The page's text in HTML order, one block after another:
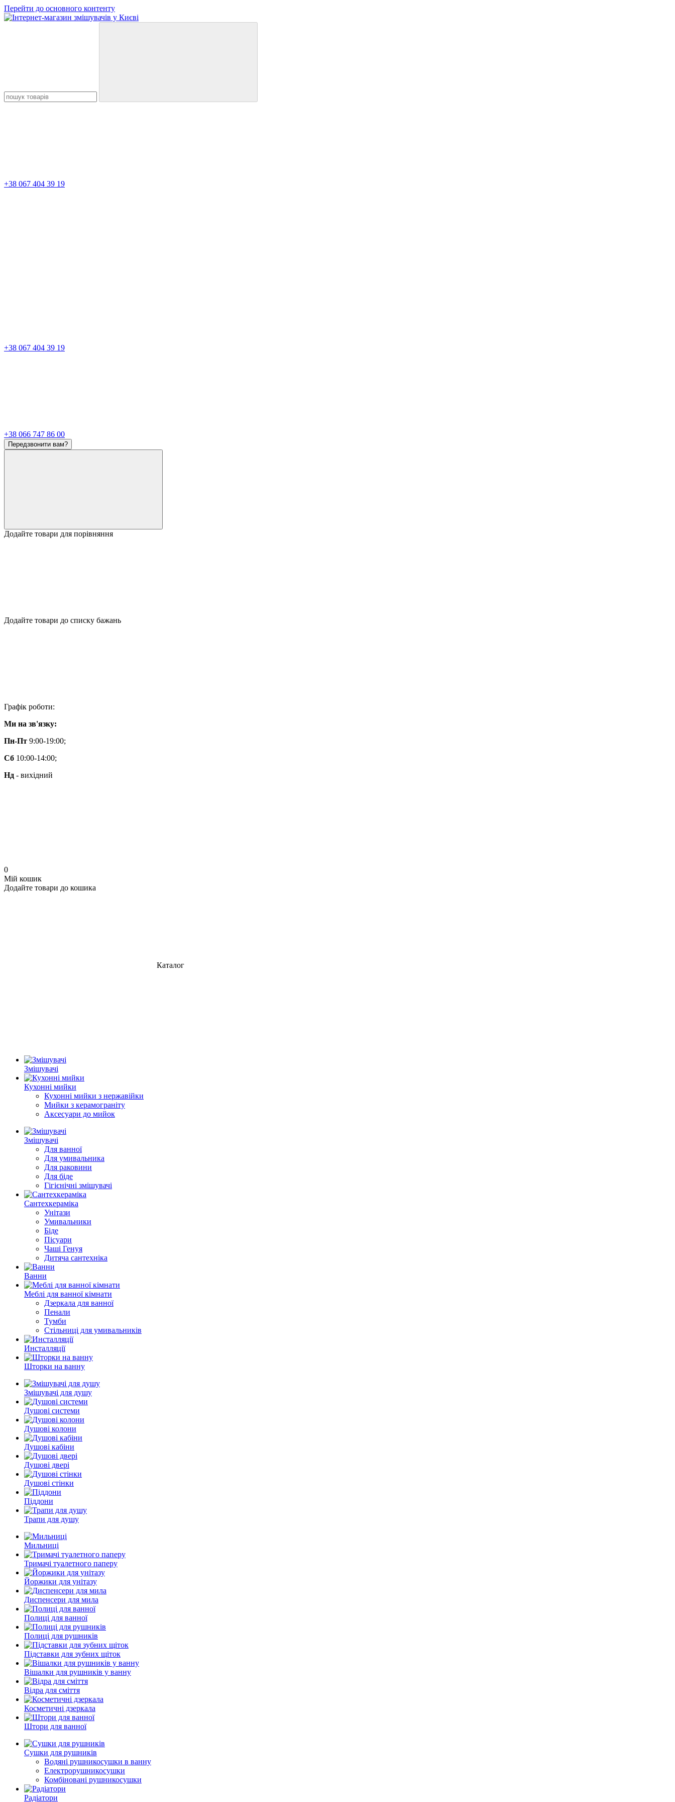
Перейти до основного контенту
+38 067 404 39 19
+38 067 404 39 19
+38 066 747 86 00
Передзвонити вам?
Додайте товари для порівняння
Додайте товари до списку бажань
Графік роботи:
Ми на зв'язку:
Пн-Пт 9:00-19:00;
Сб 10:00-14:00;
Нд - вихідний
0
Мій кошик
Додайте товари до кошика
Каталог
Змішувачі
Кухонні мийки
Кухонні мийки з нержавійки
Мийки з керамограніту
Аксесуари до мийок
Змішувачі
Для ванної
Для умивальника
Для раковини
Для біде
Гігієнічні змішувачі
Сантехкераміка
Унітази
Умивальники
Біде
Пісуари
Чаші Генуя
Дитяча сантехніка
Ванни
Меблі для ванної кімнати
Дзеркала для ванної
Пенали
Тумби
Стільниці для умивальників
Инсталляції
Шторки на ванну
Змішувачі для душу
Душові системи
Душові колони
Душові кабіни
Душові двері
Душові стінки
Піддони
Трапи для душу
Мильниці
Тримачі туалетного паперу
Йоржики для унітазу
Диспенсери для мила
Полиці для ванної
Полиці для рушників
Підставки для зубних щіток
Вішалки для рушників у ванну
Відра для сміття
Косметичні дзеркала
Штори для ванної
Сушки для рушників
Водяні рушникосушки в ванну
Електрорушникосушки
Комбіновані рушникосушки
Радіатори